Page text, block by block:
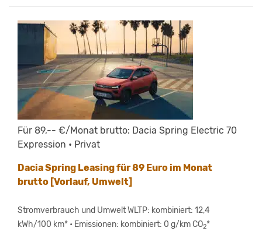
Für 89,-- €/Monat brutto: Dacia Spring Electric 70
Expression • Privat
Dacia Spring Leasing für 89 Euro im Monat
brutto [Vorlauf, Umwelt]
Stromverbrauch und Umwelt WLTP: kombiniert: 12,4
kWh/100 km* • Emissionen: kombiniert: 0 g/km CO2*